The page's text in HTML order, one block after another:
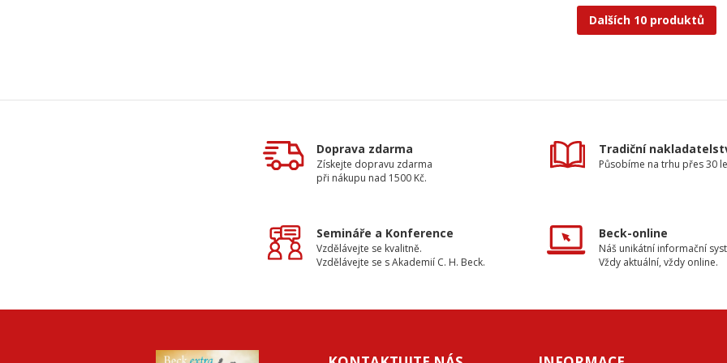
Dalších 10 produktů
Doprava zdarma
Získejte dopravu zdarma
při nákupu nad 1500 Kč.
Tradiční
Působíme na trhu přes 30
Semináře a Konference
Vzdělávejte se kvalitně.
Vzdělávejte se s Akademií C. H. Beck.
Beck-online
Náš unikátní informační
Vždy aktuální, vždy online.